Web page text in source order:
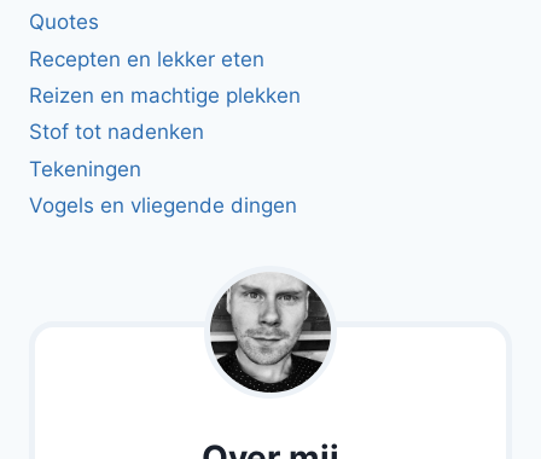
Quotes
Recepten en lekker eten
Reizen en machtige plekken
Stof tot nadenken
Tekeningen
Vogels en vliegende dingen